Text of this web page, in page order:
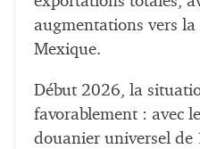
augmentations vers la
Mexique.
Début 2026, la
favorablement : avec
douanier universel de